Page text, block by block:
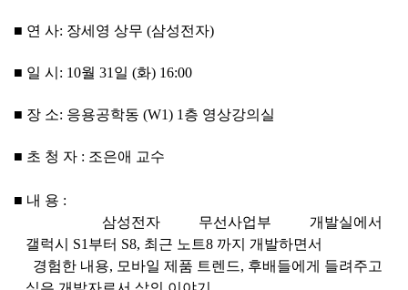
■ 연 사: 장세영 상무 (삼성전자)
■ 일 시: 10월 31일 (화) 16:00
■ 장 소: 응용공학동 (W1) 1층 영상강의실
■ 초 청 자 : 조은애 교수
■ 내 용 :
삼성전자 무선사업부 개발실에서
갤럭시 S1 부터 S8, 최근 노트8 까지 개발하면서
경험한 내용, 모바일 제품 트렌드, 후배들에게 들려주고